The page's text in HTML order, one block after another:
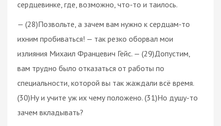
сердцевинке, где, возможно, что-то и таилось.
— (28)Позвольте, а зачем вам нужно к сердцам-то
ихним пробиваться! — так резко оборвал мои
излияния Михаил Францевич Гейс. — (29)Допустим,
вам трудно было отказаться от работы по
специальности, которой вы так жаждали всё время.
(30)Ну и учите уж их чему положено. (31)Но душу-то
зачем вкладывать?